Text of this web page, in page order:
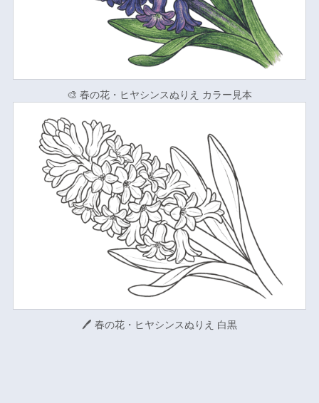
🎨 春の花・ヒヤシンスぬりえ カラー見本
🖊 春の花・ヒヤシンスぬりえ 白黒